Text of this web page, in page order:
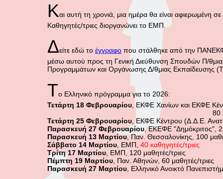
Και αυτή τη χρονιά, μια ημέρα θα είναι αφιερωμένη
Καθηγητές/τριες διοργανώνει το ΕΜΠ.
Δείτε εδώ το έγγραφο που στάλθηκε από την
μέσω αυτού προς τη Γενική Διεύθυνση Σπουδών Π/
Προγραμμάτων και Οργάνωσης Δ/θμιας Εκπαίδευσης
Το Ελληνικό πρόγραμμα για το 2026:
Τετάρτη 18 Φεβρουαρίου , ΕΚΦΕ Χανίων και ΕΚΦΕ
80 μαθητές/
Τετάρτη 25 Φεβρουαρίου , ΕΚΦΕ Κέντρου (Δ.Δ.Ε.
Παρασκευή 27 Φεβρουαρίου, ΕΚΕΦΕ "Δημόκριτος",
Παρασκευή 13 Μαρτίου, Παν. Θεσσαλονίκης, 100
Σάββατο 14 Μαρτίου , ΕΜΠ, 40 καθηγητές/τριες
Τρίτη 17 Μαρτίου , ΕΜΠ, 120 μαθητές/τριες
Πέμπτη 19 Μαρτίου , Παν. Αθηνών, 60 μαθητές/τριες
Παρασκευή 27 Μαρτίου , Ελληνικό Ανοικτό